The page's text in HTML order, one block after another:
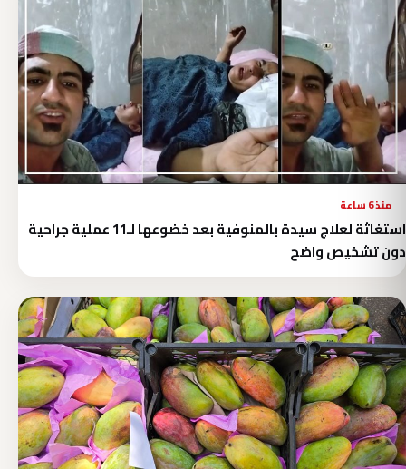
منذ 6 ساعة
استغاثة لعلاج سيدة بالمنوفية بعد خضوعها لـ11 عملية جراحية
دون تشخيص واضح